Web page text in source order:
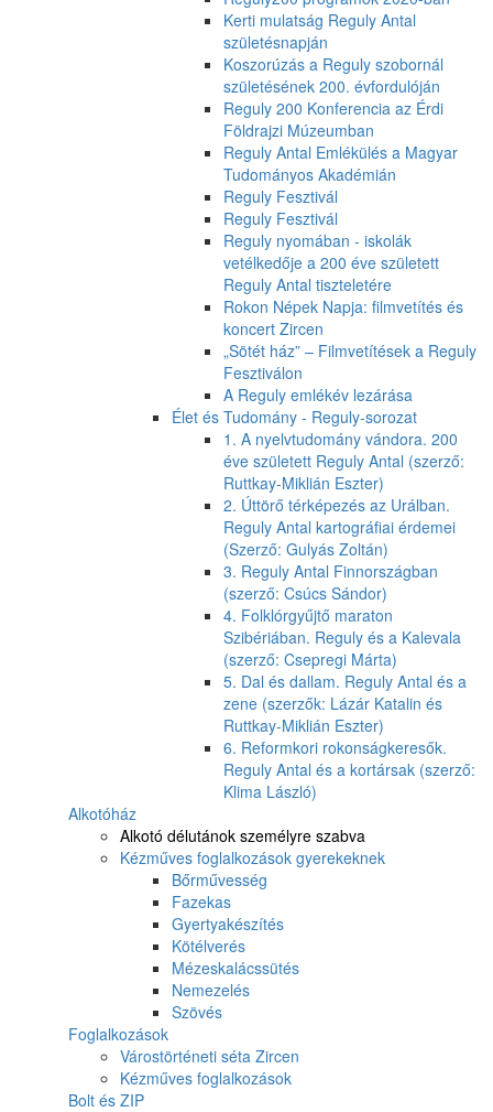
Kerti mulatság Reguly Antal
születésnapján
Koszorúzás a Reguly szobornál
születésének 200. évfordulóján
Reguly 200 Konferencia az Érdi
Földrajzi Múzeumban
Reguly Antal Emlékülés a Magyar
Tudományos Akadémián
Reguly Fesztivál
Reguly Fesztivál
Reguly nyomában - iskolák
vetélkedője a 200 éve született
Reguly Antal tiszteletére
Rokon Népek Napja: filmvetítés és
koncert Zircen
„Sötét ház” – Filmvetítések a Reguly
Fesztiválon
A Reguly emlékév lezárása
Élet és Tudomány - Reguly-sorozat
1. A nyelvtudomány vándora. 200
éve született Reguly Antal (szerző:
Ruttkay-Miklián Eszter)
2. Úttörő térképezés az Urálban.
Reguly Antal kartográfiai érdemei
(Szerző: Gulyás Zoltán)
3. Reguly Antal Finnországban
(szerző: Csúcs Sándor)
4. Folklórgyűjtő maraton
Szibériában. Reguly és a Kalevala
(szerző: Csepregi Márta)
5. Dal és dallam. Reguly Antal és a
zene (szerzők: Lázár Katalin és
Ruttkay-Miklián Eszter)
6. Reformkori rokonságkeresők.
Reguly Antal és a kortársak (szerző:
Klima László)
Alkotóház
Alkotó délutánok személyre szabva
Kézműves foglalkozások gyerekeknek
Bőrművesség
Fazekas
Gyertyakészítés
Kötélverés
Mézeskalácssütés
Nemezelés
Szövés
Foglalkozások
Várostörténeti séta Zircen
Kézműves foglalkozások
Bolt és ZIP